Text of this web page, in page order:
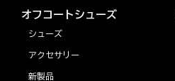
オフコートシューズ
シューズ
アクセサリー
新製品